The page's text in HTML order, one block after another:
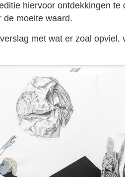
hiervoor ontdekkingen te
de moeite waard.
met wat er zoal opviel,